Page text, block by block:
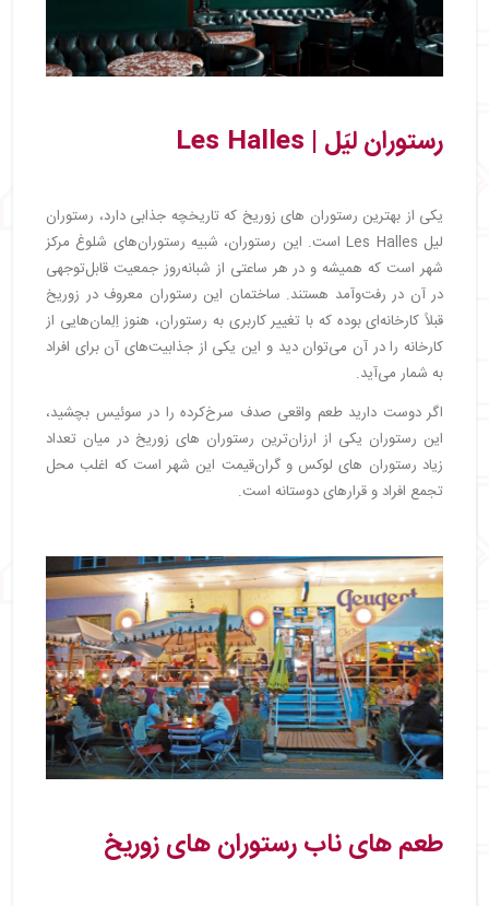
رستوران لیَل | Les Halles
یکی از بهترین رستوران های زوریخ که تاریخچه جذابی دارد، رستوران
لیل Les Halles است. این رستوران، شبیه رستوران‌های شلوغ مرکز
شهر است که همیشه و در هر ساعتی از شبانه‌روز جمعیت قابل‌توجهی
در آن در رفت‌وآمد هستند. ساختمان این رستوران معروف در زوریخ
قبلاً کارخانه‌ای بوده که با تغییر کاربری به رستوران، هنوز اِلِمان‌هایی از
کارخانه را در آن می‌توان دید و این یکی از جذابیت‌های آن برای افراد
به شمار می‌آید.
اگر دوست دارید طعم واقعی صدف سرخ‌کرده را در سوئیس بچشید،
این رستوران یکی از ارزان‌ترین رستوران های زوریخ در میان تعداد
زیاد رستوران های لوکس و گران‌قیمت این شهر است که اغلب محل
تجمع افراد و قرارهای دوستانه است.
طعم‌ های ناب رستوران‌ های زوریخ